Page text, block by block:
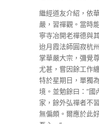
繼經道友介紹，依
嚴，習禪觀。當時
寧寺冶開老禪德與
迨月霞法師圓寂杭
掌華嚴大宗，彌覺
尤甚，嘗因餘工作
特於星期日，單獨
境。並勉餘曰：“
家，餘外弘禪者不
無偏頗。爾應於此